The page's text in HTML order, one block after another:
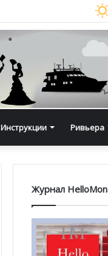
Инструкции Ривьера
Журнал